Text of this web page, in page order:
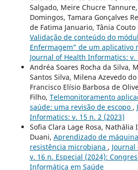
Salgado, Meire Chucre
Domingos, Tamara Gonçalves
de Fatima Januario, Tânia
Validação de conteúdo do
Enfermagem” de um aplicativo
Journal of Health Informatics: v.
Andréa Soares Rocha da Silva,
Santos Silva, Milena Azevedo
Francisco Elísio Barbosa de
Filho, Telemonitoramento
saúde: uma revisão de escopo ,
Informatics: v. 15 n. 2 (2023)
Sofia Clara Lage Rosa,
Duani, Aprendizado de
resistência microbiana ,
v. 16 n. Especial (2024):
Informática em Saúde